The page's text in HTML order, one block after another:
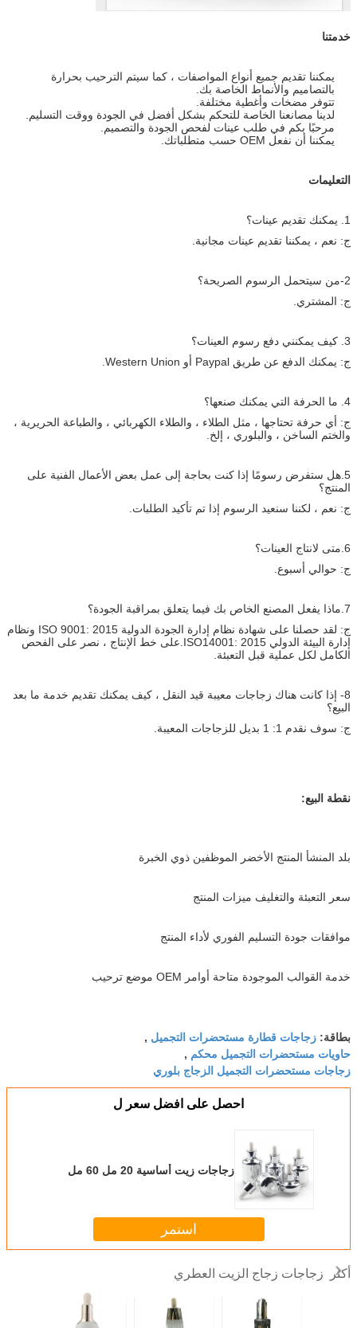
خدمتنا
يمكننا تقديم جميع أنواع المواصفات ، كما سيتم الترحيب بحرارة
بالتصاميم والأنماط الخاصة بك.
تتوفر مضخات وأغطية مختلفة.
لدينا مصانعنا الخاصة للتحكم بشكل أفضل في الجودة ووقت التسليم.
مرحبًا بكم في طلب عينات لفحص الجودة والتصميم.
يمكننا أن نفعل OEM حسب متطلباتك.
التعليمات
1. يمكنك تقديم عينات؟
ج: نعم ، يمكننا تقديم عينات مجانية.
2-من سيتحمل الرسوم الصريحة؟
ج: المشتري.
3. كيف يمكنني دفع رسوم العينات؟
ج: يمكنك الدفع عن طريق Paypal أو Western Union.
4. ما الحرفة التي يمكنك صنعها؟
ج: أي حرفة تحتاجها ، مثل الطلاء ، والطلاء الكهربائي ، والطباعة الحريرية ،
والختم الساخن ، والبلوري ، إلخ.
5.هل ستفرض رسومًا إذا كنت بحاجة إلى عمل بعض الأعمال الفنية على
المنتج؟
ج: نعم ، لكننا سنعيد الرسوم إذا تم تأكيد الطلبات.
6.متى لانتاج العينات؟
ج: حوالي أسبوع.
7.ماذا يفعل المصنع الخاص بك فيما يتعلق بمراقبة الجودة؟
ج: لقد حصلنا على شهادة نظام إدارة الجودة الدولية ISO 9001: 2015 ونظام
إدارة البيئة الدولي ISO14001: 2015.على خط الإنتاج ، نصر على الفحص
الكامل لكل عملية قبل التعبئة.
8- إذا كانت هناك زجاجات معيبة قيد النقل ، كيف يمكنك تقديم خدمة ما بعد
البيع؟
ج: سوف نقدم 1: 1 بديل للزجاجات المعيبة.
نقطة البيع:
بلد المنشأ المنتج الأخضر الموظفين ذوي الخبرة
سعر التعبئة والتغليف ميزات المنتج
موافقات جودة التسليم الفوري لأداء المنتج
خدمة القوالب الموجودة متاحة أوامر OEM موضع ترحيب
بطاقة: زجاجات قطارة مستحضرات التجميل ,
حاويات مستحضرات التجميل محكم ,
زجاجات مستحضرات التجميل الزجاج بلوري
احصل على افضل سعر ل
زجاجات زيت أساسية 20 مل 60 مل
استمر
أكثر زجاجات زجاج الزيت العطري